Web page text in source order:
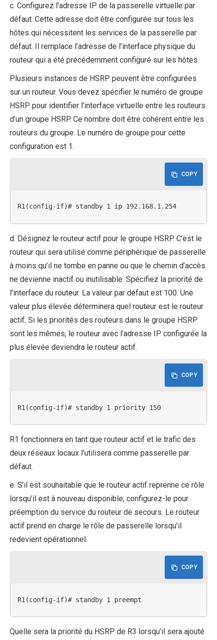
c. Configurez l’adresse IP de la passerelle virtuelle par
défaut. Cette adresse doit être configurée sur tous les
hôtes qui nécessitent les services de la passerelle par
défaut. Il remplace l’adresse de l’interface physique du
routeur qui a été précédemment configuré sur les hôtes.
Plusieurs instances de HSRP peuvent être configurées
sur un routeur. Vous devez spécifier le numéro de groupe
HSRP pour identifier l’interface virtuelle entre les routeurs
d’un groupe HSRP. Ce nombre doit être cohérent entre les
routeurs du groupe. Le numéro de groupe pour cette
configuration est 1.
COPY
R1(config-if)# standby 1 ip 192.168.1.254
d. Désignez le routeur actif pour le groupe HSRP. C’est le
routeur qui sera utilisé comme périphérique de passerelle
à moins qu’il ne tombe en panne ou que le chemin d’accès
ne devienne inactif ou inutilisable. Spécifiez la priorité de
l’interface du routeur. La valeur par défaut est 100. Une
valeur plus élevée déterminera quel routeur est le routeur
actif. Si les priorités des routeurs dans le groupe HSRP
sont les mêmes, le routeur avec l’adresse IP configurée la
plus élevée deviendra le routeur actif.
COPY
R1(config-if)# standby 1 priority 150
R1 fonctionnera en tant que routeur actif et le trafic des
deux réseaux locaux l’utilisera comme passerelle par
défaut.
e. S’il est souhaitable que le routeur actif reprenne ce rôle
lorsqu’il est à nouveau disponible, configurez-le pour
préemption du service du routeur de secours. Le routeur
actif prend en charge le rôle de passerelle lorsqu’il
redevient opérationnel.
COPY
R1(config-if)# standby 1 preempt
Quelle sera la priorité du HSRP de R3 lorsqu’il sera ajouté